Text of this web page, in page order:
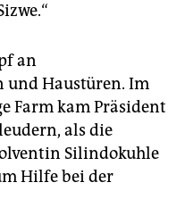
an
und Haustüren. Im
Farm kam Präsident
als die
Silindokuhle
Hilfe bei der